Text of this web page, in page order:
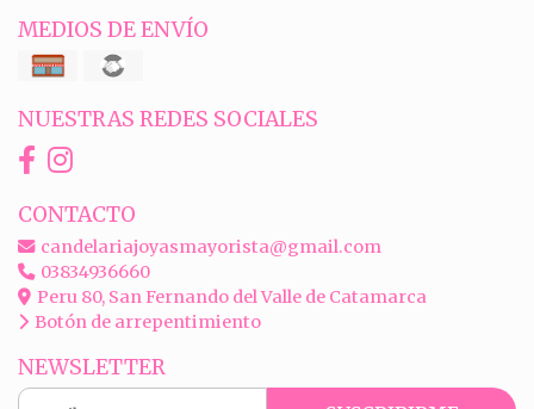
MEDIOS DE ENVÍO
NUESTRAS REDES SOCIALES
CONTACTO
candelariajoyasmayorista@gmail.com
03834936660
Peru 80, San Fernando del Valle de Catamarca
Botón de arrepentimiento
NEWSLETTER